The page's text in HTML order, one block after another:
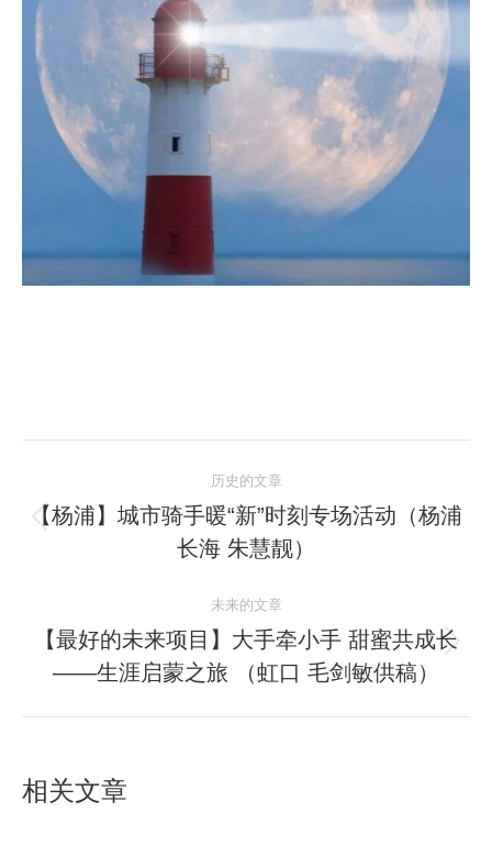
章
历史的文章
历
史
章：
【杨浦】城市骑手暖“新”时刻专场活动（杨浦
长海 朱慧靓）
未来的文章
未
来
的
【最好的未来项目】大手牵小手 甜蜜共成长
——生涯启蒙之旅 （虹口 毛剑敏供稿）
相关文章